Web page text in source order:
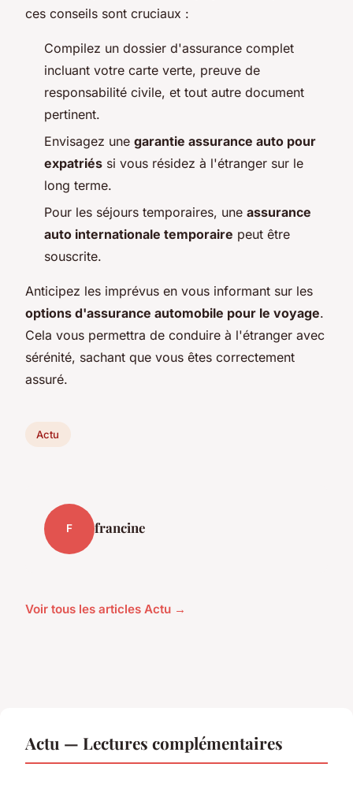
ces conseils sont cruciaux :
Compilez un dossier d'assurance complet
incluant votre carte verte, preuve de
responsabilité civile, et tout autre document
pertinent.
Envisagez une garantie assurance auto pour
expatriés si vous résidez à l'étranger sur le
long terme.
Pour les séjours temporaires, une assurance
auto internationale temporaire peut être
souscrite.
Anticipez les imprévus en vous informant sur les
options d'assurance automobile pour le voyage.
Cela vous permettra de conduire à l'étranger avec
sérénité, sachant que vous êtes correctement
assuré.
Actu
F francine
Voir tous les articles Actu →
Actu — Lectures complémentaires